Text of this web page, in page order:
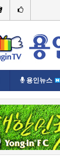
용인뉴스
지역뉴스 처